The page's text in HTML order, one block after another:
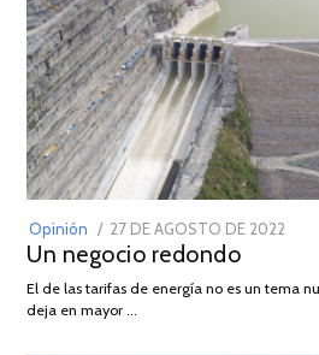
Opinión
POSTED
ON
27 DE AGOSTO DE 2022
DE
Un negocio redondo
El de las tarifas de energía no es un tema
deja en mayor …